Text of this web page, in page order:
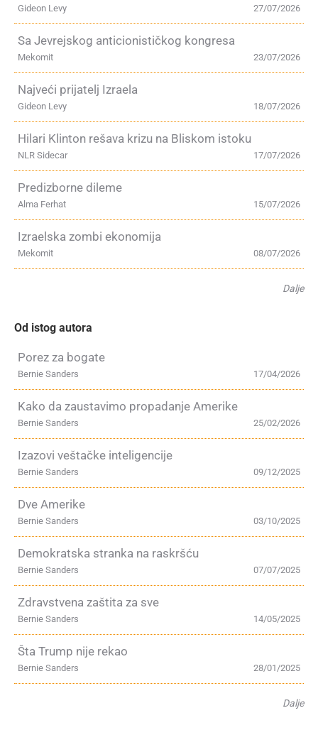
27/07/2026
Gideon Levy
Sa Jevrejskog anticionističkog kongresa
23/07/2026
Mekomit
Najveći prijatelj Izraela
18/07/2026
Gideon Levy
Hilari Klinton rešava krizu na Bliskom istoku
17/07/2026
NLR Sidecar
Predizborne dileme
15/07/2026
Alma Ferhat
Izraelska zombi ekonomija
08/07/2026
Mekomit
Dalje
Od istog autora
Porez za bogate
17/04/2026
Bernie Sanders
Kako da zaustavimo propadanje Amerike
25/02/2026
Bernie Sanders
Izazovi veštačke inteligencije
09/12/2025
Bernie Sanders
Dve Amerike
03/10/2025
Bernie Sanders
Demokratska stranka na raskršću
07/07/2025
Bernie Sanders
Zdravstvena zaštita za sve
14/05/2025
Bernie Sanders
Šta Trump nije rekao
28/01/2025
Bernie Sanders
Dalje